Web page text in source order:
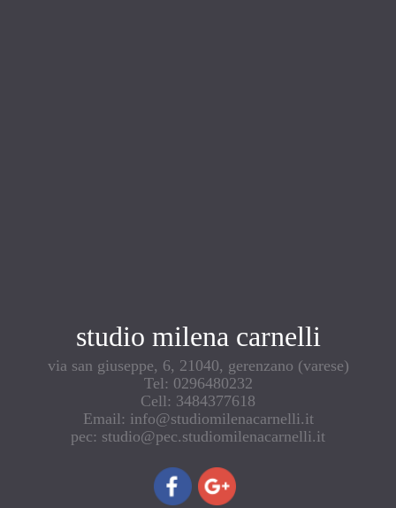
studio milena carnelli
via san giuseppe, 6, 21040, gerenzano (varese)
Tel: 0296480232
Cell: 3484377618
Email: info@studiomilenacarnelli.it
pec: studio@pec.studiomilenacarnelli.it